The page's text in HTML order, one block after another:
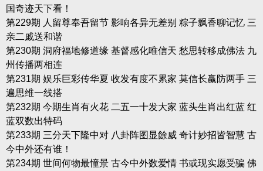
国奇迹天下看！
第229期 人留尊奉吾留节 影响各异无差别 粽子飘香聊记忆 三
亲二戚送和谐
第230期 洞府福地修道缘 基督感化唯信天 愁思转移成佛法 九
州传播两相连
第231期 娱乐巨彩传华夏 收发有度不累家 莫信长赢防两手 三
遍思维一线搭
第232期 今期生肖有火花 二五一十发大家 蓝头生肖出红蓝 红
蓝双数出特码
第233期 三分天下隆中对 八卦阵图显餘威 奇计妙招皆智慧 古
今中外还有谁！
第234期 世间何物最憧景 古今中外数爱情 书或现实愿受骗 佛